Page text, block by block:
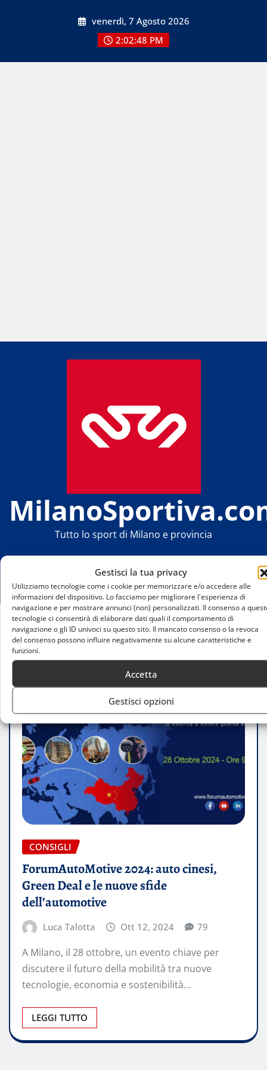
Gestisci la tua privacy
Utilizziamo tecnologie come i cookie per memorizzare e/o accedere alle
informazioni del dispositivo. Lo facciamo per migliorare l'esperienza di
navigazione e per mostrare annunci (non) personalizzati. Il consenso a
tecnologie ci consentirà di elaborare dati quali il comportamento di
navigazione o gli ID univoci su questo sito. Il mancato consenso o la revoca
del consenso possono influire negativamente su alcune caratteristiche e
funzioni.
Accetta
Gestisci opzioni
venerdì, 7 Agosto 2026
2:02:48 PM
Tutto lo sport di Milano e provincia
Home
ForumAutoMotive 2024: auto cinesi, Green Deal e
le nuove sfide dell’automotive
CONSIGLI
ForumAutoMotive 2024: auto cinesi,
Green Deal e le nuove sfide
dell’automotive
Luca Talotta Ott 12, 2024 79
A Milano, il 28 ottobre, un evento chiave per
discutere il futuro della mobilità tra nuove
tecnologie, economia e sostenibilità…
LEGGI TUTTO